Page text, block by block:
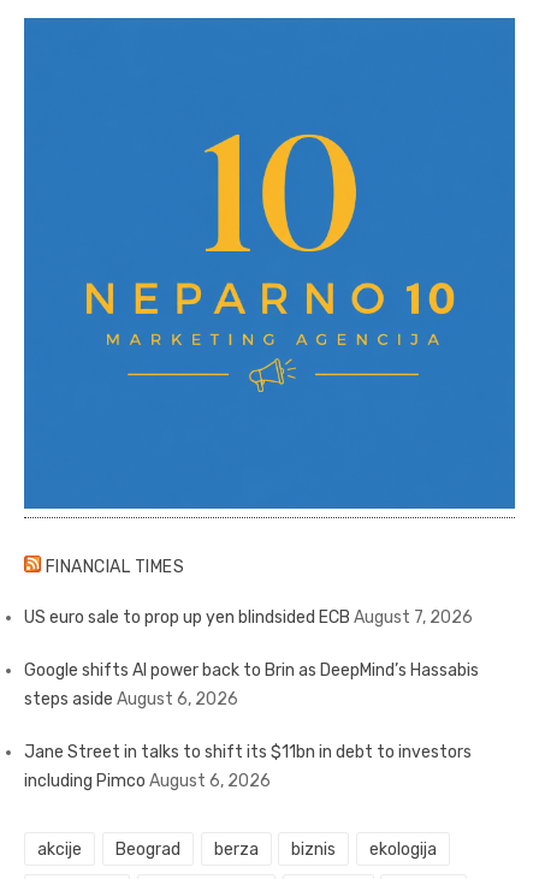
FINANCIAL TIMES
US euro sale to prop up yen blindsided ECB August 7, 2026
Google shifts AI power back to Brin as DeepMind’s Hassabis
steps aside August 6, 2026
Jane Street in talks to shift its $11bn in debt to investors
including Pimco August 6, 2026
akcije Beograd berza biznis ekologija